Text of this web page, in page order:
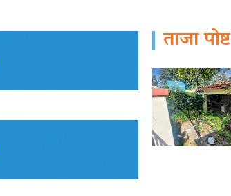
ताजा पोष्ट